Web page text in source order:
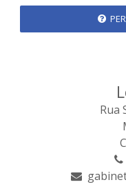
Rua